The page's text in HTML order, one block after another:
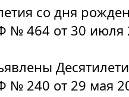
со дня
№ 464 от 30 июля
№ 240 от 29 мая